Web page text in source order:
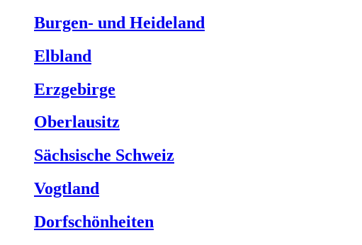
Burgen- und Heideland
Elbland
Erzgebirge
Oberlausitz
Sächsische Schweiz
Vogtland
Dorfschönheiten